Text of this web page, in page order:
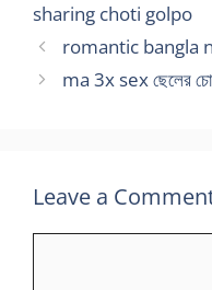
sharing choti golpo
romantic bangla
ma 3x sex ছেলের
Leave a